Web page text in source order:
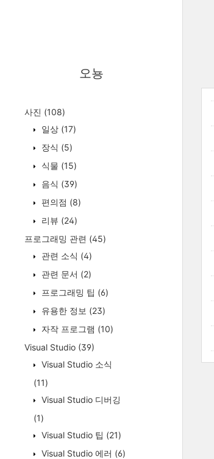
오뇽
사진 (108)
일상 (17)
장식 (5)
식물 (15)
음식 (39)
편의점 (8)
리뷰 (24)
프로그래밍 관련 (45)
관련 소식 (4)
관련 문서 (2)
프로그래밍 팁 (6)
유용한 정보 (23)
자작 프로그램 (10)
Visual Studio (39)
Visual Studio 소식
(11)
Visual Studio 디버깅
(1)
Visual Studio 팁 (21)
Visual Studio 에러 (6)